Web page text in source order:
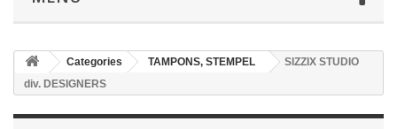
Categories TAMPONS, STEMPEL
SIZZIX STUDIO
div. DESIGNERS